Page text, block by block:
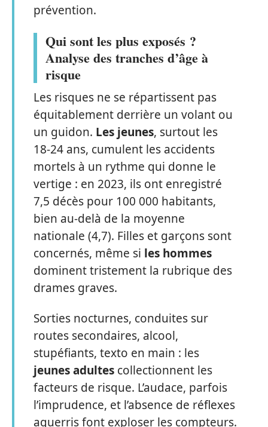
prévention.
Qui sont les plus exposés ?
Analyse des tranches d’âge à
risque
Les risques ne se répartissent pas
équitablement derrière un volant ou
un guidon. Les jeunes, surtout les
18-24 ans, cumulent les accidents
mortels à un rythme qui donne le
vertige : en 2023, ils ont enregistré
7,5 décès pour 100 000 habitants,
bien au-delà de la moyenne
nationale (4,7). Filles et garçons sont
concernés, même si les hommes
dominent tristement la rubrique des
drames graves.
Sorties nocturnes, conduites sur
routes secondaires, alcool,
stupéfiants, texto en main : les
jeunes adultes collectionnent les
facteurs de risque. L’audace, parfois
l’imprudence, et l’absence de réflexes
aguerris font exploser les compteurs.